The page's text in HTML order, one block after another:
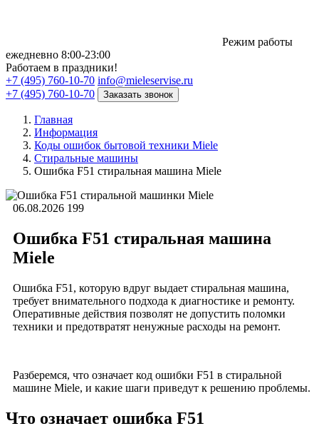
Режим работы
eжедневно 8:00-23:00
Работаем в праздники!
+7 (495) 760-10-70 info@mieleservise.ru
+7 (495) 760-10-70
Заказать звонок
Главная
Информация
Коды ошибок бытовой техники Miele
Стиральные машины
Ошибка F51 стиральная машина Miele
06.08.2026 199
Ошибка F51 стиральная машина
Miele
Ошибка F51, которую вдруг выдает стиральная машина,
требует внимательного подхода к диагностике и ремонту.
Оперативные действия позволят не допустить поломки
техники и предотвратят ненужные расходы на ремонт.
Разберемся, что означает код ошибки F51 в стиральной
машине Miele, и какие шаги приведут к решению проблемы.
Что означает ошибка F51